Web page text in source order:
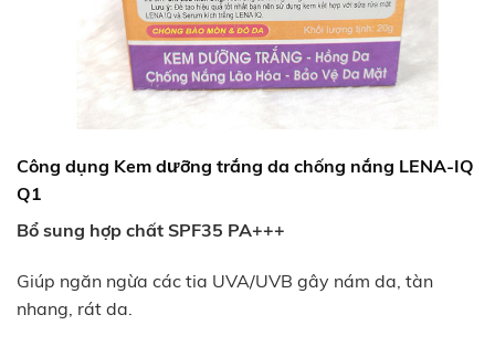
Công dụng Kem dưỡng trắng da chống nắng LENA-IQ
Q1
Bổ sung hợp chất SPF35 PA+++
Giúp ngăn ngừa các tia UVA/UVB gây nám da, tàn
nhang, rát da.